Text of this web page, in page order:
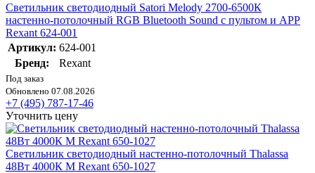
Светильник светодиодный Satori Melody 2700-6500К
настенно-потолочный RGB Bluetooth Sound с пультом и APP
Rexant 624-001
Артикул: 624-001
Бренд:
Rexant
Под заказ
Обновлено 07.08.2026
+7 (495) 787-17-46
Уточнить цену
Светильник светодиодный настенно-потолочный Thalassa
48Вт 4000К M Rexant 650-1027